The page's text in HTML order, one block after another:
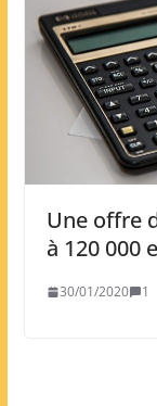
Une offre
à 120 000
30/01/2020 1